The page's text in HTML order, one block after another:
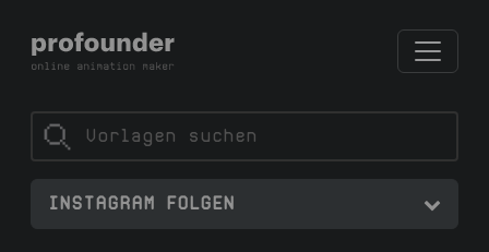
INSTAGRAM FOLGEN